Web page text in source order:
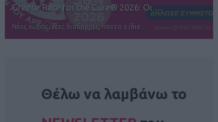
12ος TUI Rhodes Marathon: Άνοιγμα ε…
Αγώνες για όλους στην Ρόδο
Θέλω να λαμβάνω το